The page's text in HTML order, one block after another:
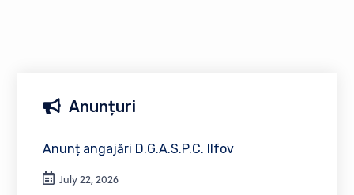
Anunțuri
Anunț angajări D.G.A.S.P.C. Ilfov
July 22, 2026